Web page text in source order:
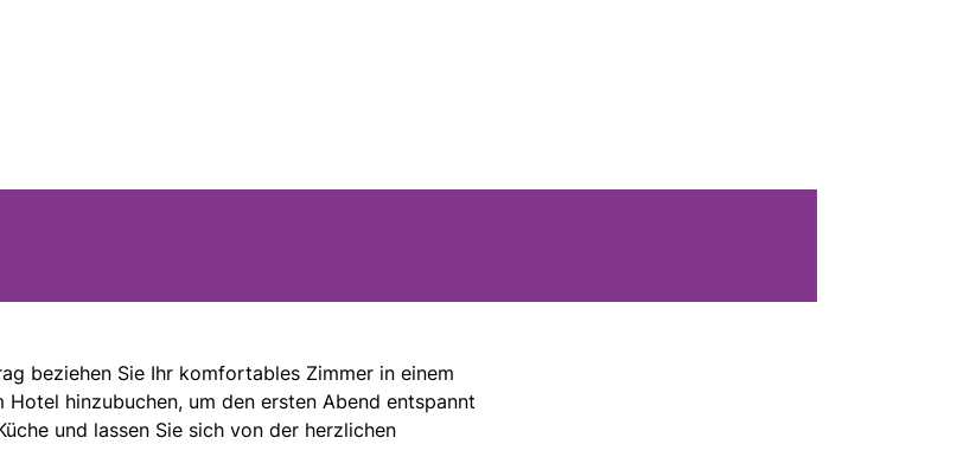
beziehen Sie Ihr komfortables Zimmer in einem
hinzubuchen, um den ersten Abend entspannt
und lassen Sie sich von der herzlichen